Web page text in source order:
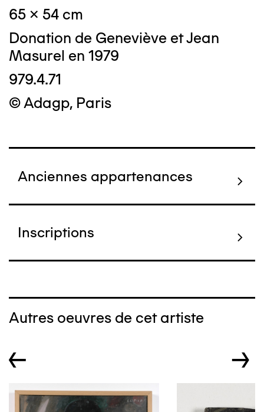
65 x 54 cm
Donation de Geneviève et Jean
Masurel en 1979
979.4.71
© Adagp, Paris
Anciennes appartenances
Inscriptions
Autres oeuvres de cet artiste
← →